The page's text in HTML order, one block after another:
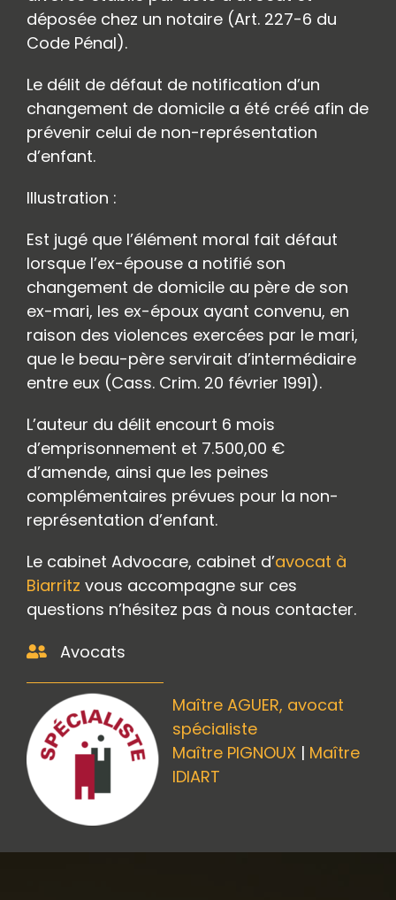
déposée chez un notaire (Art. 227-6 du
Code Pénal).
Le délit de défaut de notification d’un
changement de domicile a été créé afin de
prévenir celui de non-représentation
d’enfant.
Illustration :
Est jugé que l’élément moral fait défaut
lorsque l’ex-épouse a notifié son
changement de domicile au père de son
ex-mari, les ex-époux ayant convenu, en
raison des violences exercées par le mari,
que le beau-père servirait d’intermédiaire
entre eux (Cass. Crim. 20 février 1991).
L’auteur du délit encourt 6 mois
d’emprisonnement et 7.500,00 €
d’amende, ainsi que les peines
complémentaires prévues pour la non-
représentation d’enfant.
Le cabinet Advocare, cabinet d’avocat à
Biarritz vous accompagne sur ces
questions n’hésitez pas à nous contacter.
Avocats
Maître AGUER, avocat
spécialiste
Maître PIGNOUX | Maître
IDIART